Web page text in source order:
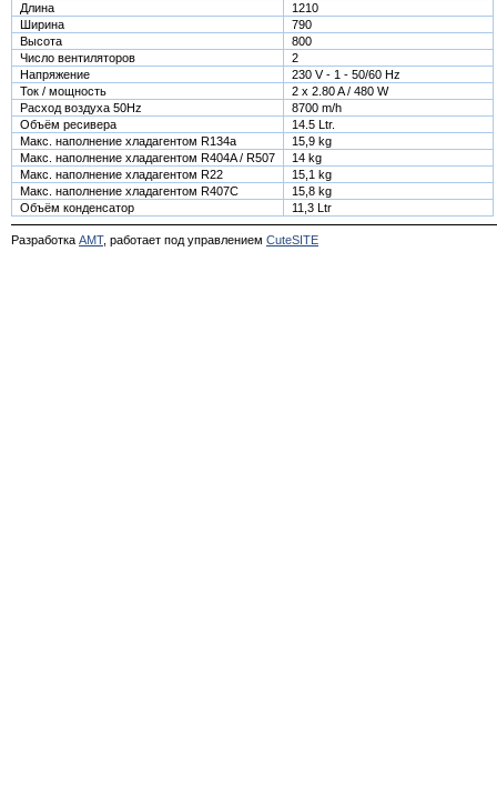
Длина
1210
Ширина
790
Высота
800
Число вентиляторов
2
Напряжение
230 V - 1 - 50/60 Hz
Ток / мощность
2 x 2.80 A / 480 W
Расход воздуха 50Hz
8700 m/h
Объём ресивера
14.5 Ltr.
Макс. наполнение хладагентом R134a
15,9 kg
Макс. наполнение хладагентом R404A / R507
14 kg
Макс. наполнение хладагентом R22
15,1 kg
Макс. наполнение хладагентом R407C
15,8 kg
Объём конденсатор
11,3 Ltr
Разработка АМТ, работает под управлением CuteSITE